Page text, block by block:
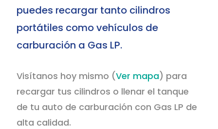
puedes recargar tanto cilindros
portátiles como vehículos de
carburación a Gas LP.
Visítanos hoy mismo (Ver mapa) para
recargar tus cilindros o llenar el tanque
de tu auto de carburación con Gas LP de
alta calidad.